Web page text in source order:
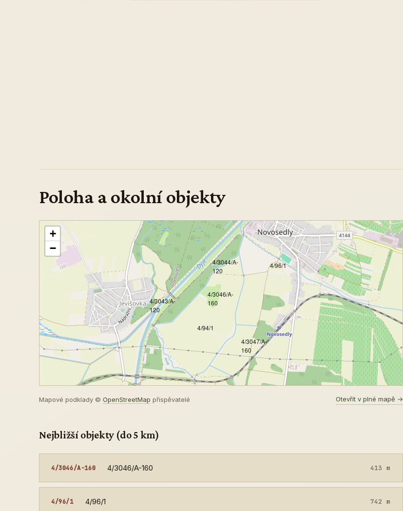
Poloha a okolní objekty
4/3044/A-
120
4/3046/A-
160
4/96/1
4/94/1
4/3043/A-
120
4/3047/A-
160
+
−
Mapové podklady © OpenStreetMap přispěvatelé Otevřít v plné mapě →
Nejbližší objekty (do 5 km)
4/3046/A-160 4/3046/A-160 413 m
4/96/1 4/96/1 742 m